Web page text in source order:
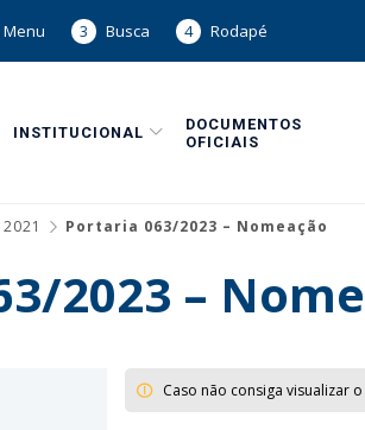
Menu 3 Busca 4 Rodapé
INSTITUCIONAL
DOCUMENTOS
OFICIAIS
Portaria 063/2023 – Nomeação
2023 –
Caso não consiga visualizar